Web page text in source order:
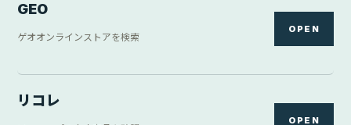
GEO
ゲオオンラインストアを検索
OPEN
リコレ
OPEN